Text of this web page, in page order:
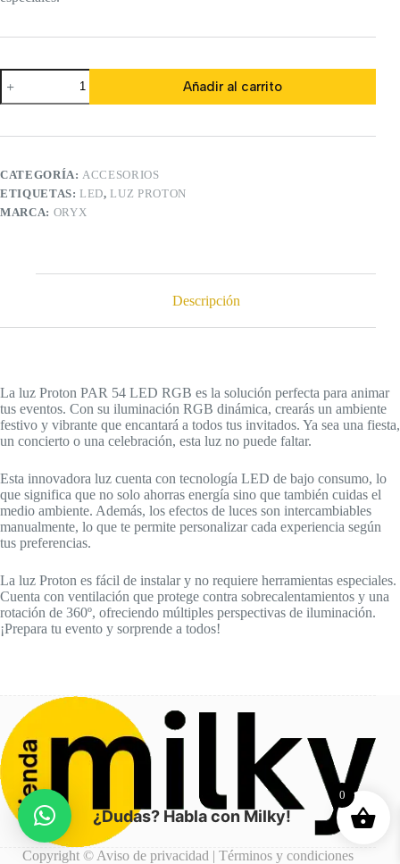
Luz
Proton
54
cantidad
Añadir al carrito
CATEGORÍA: ACCESORIOS
ETIQUETAS:LED,LUZ PROTON
MARCA: ORYX
Descripción
La luz Proton PAR 54 LED RGB es la solución perfecta para animar
tus eventos. Con su iluminación RGB dinámica, crearás un ambiente
festivo y vibrante que encantará a todos tus invitados. Ya sea una fiesta,
un concierto o una celebración, esta luz no puede faltar.
Esta innovadora luz cuenta con tecnología LED de bajo consumo, lo
que significa que no solo ahorras energía sino que también cuidas el
medio ambiente. Además, los efectos de luces son intercambiables
manualmente, lo que te permite personalizar cada experiencia según
tus preferencias.
La luz Proton es fácil de instalar y no requiere herramientas especiales.
Cuenta con ventilación que protege contra sobrecalentamientos y una
rotación de 360º, ofreciendo múltiples perspectivas de iluminación.
¡Prepara tu evento y sorprende a todos!
Copyright © Aviso de privacidad |Términos y condiciones
0
¿Dudas? Habla con Milky!